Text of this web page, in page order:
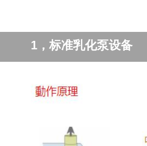
1，标准乳化泵设备